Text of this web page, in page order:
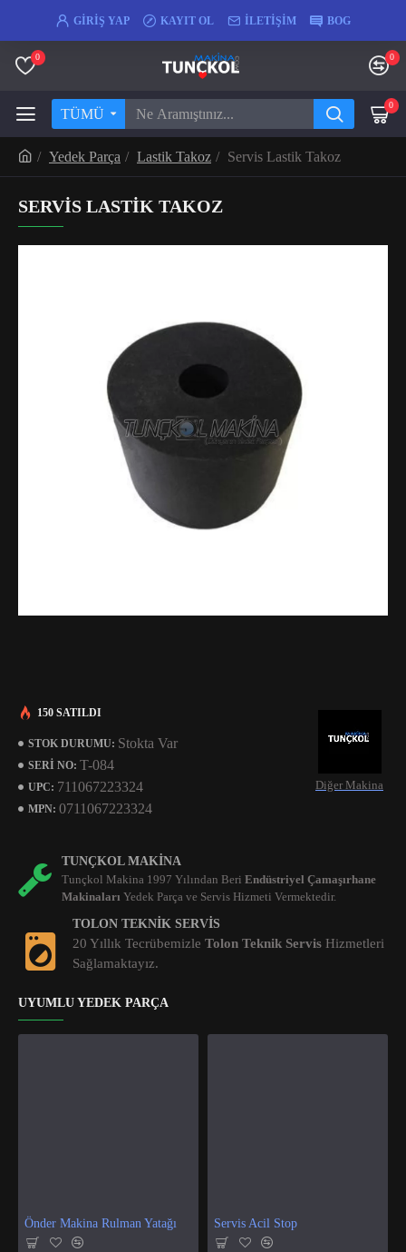
GIRIŞ YAP KAYIT OL İLETIŞIM BOG
0 0
TÜMÜ
0
Yedek Parça Lastik Takoz Servis Lastik Takoz
SERVIS LASTIK TAKOZ
STOK DURUMU: Stokta Var
SERI NO: T-084
UPC: 711067223324
MPN: 0711067223324
Diğer Makina
150 SATILDI
TUNÇKOL MAKINA
Tunçkol Makina 1997 Yılından Beri Endüstriyel Çamaşırhane
Makinaları Yedek Parça ve Servis Hizmeti Vermektedir.
TOLON TEKNIK SERVIS
20 Yıllık Tecrübemizle Tolon Teknik Servis Hizmetleri
Sağlamaktayız.
UYUMLU YEDEK PARÇA
Önder Makina Rulman Yatağı Servis Acil Stop